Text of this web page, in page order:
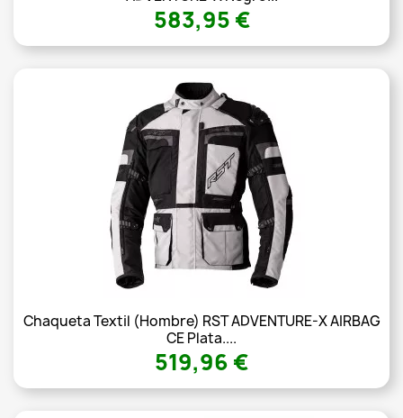
583,95 €
Chaqueta Textil (Hombre) RST ADVENTURE-X AIRBAG
CE Plata....
519,96 €